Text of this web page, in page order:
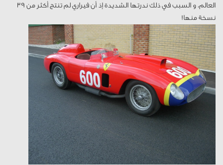
العالم، و السبب في ذلك ندرتها الشديدة إذ أن فيراري لم تنتج أكثر من 39
نسخة منها!